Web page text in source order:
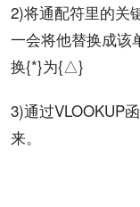
2)将通配符里的关
一会将他替换成该
换{*}为{△}
3)通过VLOOKUP
来。